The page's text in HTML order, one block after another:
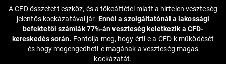
A CFD összetett eszköz, és a tőkeáttétel miatt a hirtelen veszteség
jelentős kockázatával jár. Ennél a szolgáltatónál a lakossági
befektetői számlák 77%-án veszteség keletkezik a CFD-
kereskedés során. Fontolja meg, hogy érti-e a CFD-k működését
és hogy megengedheti-e magának a veszteség magas
kockázatát.